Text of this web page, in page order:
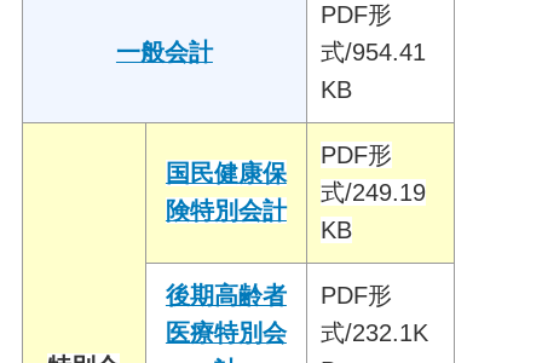
一般会計
PDF形
式/954.41
KB
国民健康保
険特別会計
PDF形
式/249.19
KB
後期高齢者
医療特別会
PDF形
式/232.1K